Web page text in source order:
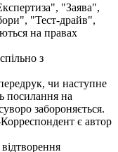
"Заява",
"Тест-драйв",
на правах
з
чи наступне
посилання на
забороняється.
є автор